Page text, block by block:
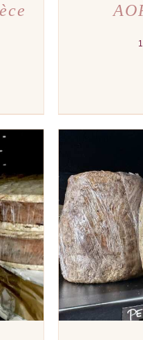
AJOUTER AU